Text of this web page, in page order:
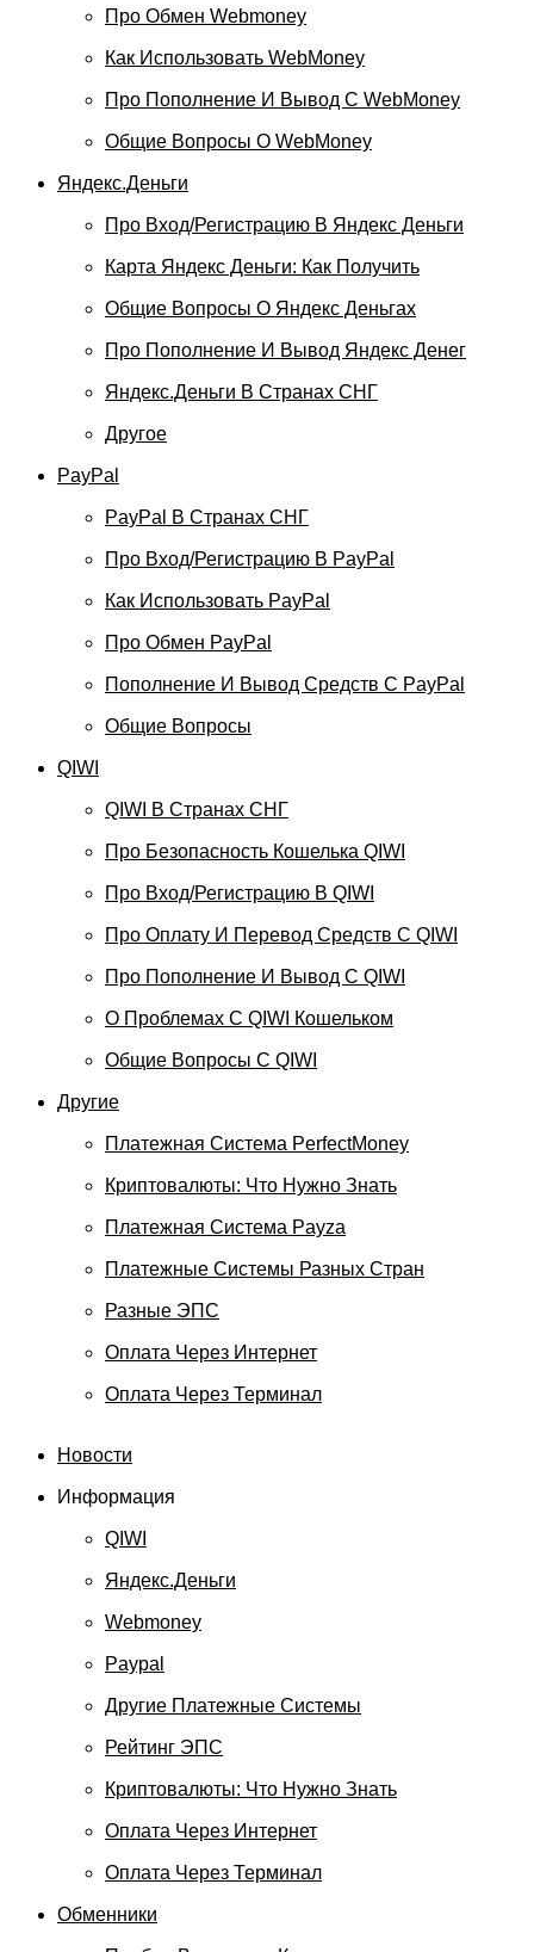
Про Обмен Webmoney
Как Использовать WebMoney
Про Пополнение И Вывод С WebMoney
Общие Вопросы О WebMoney
Яндекс.Деньги
Про Вход/регистрацию В Яндекс Деньги
Карта Яндекс Деньги: Как Получить
Общие Вопросы О Яндекс Деньгах
Про Пополнение И Вывод Яндекс Денег
Яндекс.Деньги В Странах СНГ
Другое
PayPal
PayPal В Странах СНГ
Про Вход/регистрацию В PayPal
Как Использовать PayPal
Про Обмен PayPal
Пополнение И Вывод Средств С PayPal
Общие Вопросы
QIWI
QIWI В Странах СНГ
Про Безопасность Кошелька QIWI
Про Вход/регистрацию В QIWI
Про Оплату И Перевод Средств C QIWI
Про Пополнение И Вывод С QIWI
О Проблемах С QIWI Кошельком
Общие Вопросы С QIWI
Другие
Платежная Система PerfectMoney
Криптовалюты: Что Нужно Знать
Платежная Система Payza
Платежные Системы Разных Стран
Разные ЭПС
Оплата Через Интернет
Оплата Через Терминал
Новости
Информация
QIWI
Яндекс.Деньги
Webmoney
Paypal
Другие Платежные Системы
Рейтинг ЭПС
Криптовалюты: Что Нужно Знать
Оплата Через Интернет
Оплата Через Терминал
Обменники